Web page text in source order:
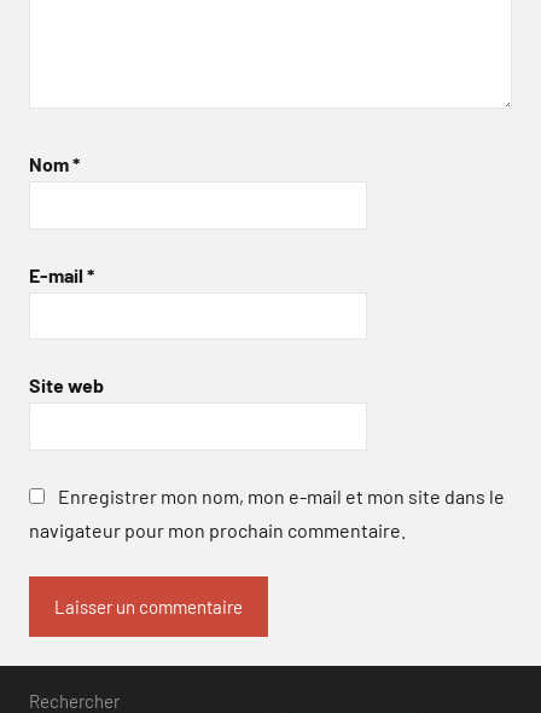
Nom*
E-mail *
Site web
Enregistrer mon nom, mon e-mail et mon site dans le
navigateur pour mon prochain commentaire.
Rechercher